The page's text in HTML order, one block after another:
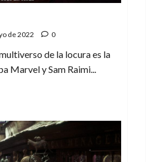
de 2022 0
de la locura es la
Marvel y Sam Raimi...